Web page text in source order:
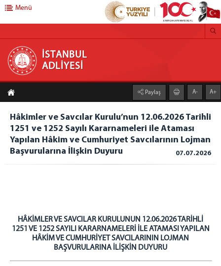
İSTANBUL ADLİYESİ
ADLİYEMİZ
İstanbul Adli Destek ve Mağdur Hizmetleri Müdürlüğü
Müdürlük
Bürolar
Adli Yardım Bürosu
Kırılgan Grup Destek Bürosu
Çocuk Teslimi ve Çocuk İle Kişisel İlişki
Adli Görüşme Odası
Çocuklar için Hizmet Haritası
Menü
İSTANBUL
ADLİYESİ
Paylaş A- A+
Hâkimler ve Savcılar Kurulu’nun 12.06.2026 Tarihli
1251 ve 1252 Sayılı Kararnameleri ile Ataması
Yapılan Hâkim ve Cumhuriyet Savcılarının Lojman
Başvurularına İlişkin Duyuru
07.07.2026
HÂKİMLER VE SAVCILAR KURULUNUN 12.06.2026 TARİHLİ
1251 VE 1252 SAYILI KARARNAMELERİ İLE ATAMASI YAPILAN
HÂKİM VE CUMHURİYET SAVCILARININ LOJMAN
BAŞVURULARINA İLİŞKİN DUYURU